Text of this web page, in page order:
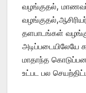
வழங்குதல்,
தளபாடங்கள்
அடிப்படையிலேயே
மாதாந்த
உட்பட பல